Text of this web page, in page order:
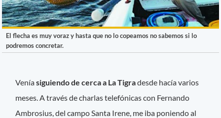
El flecha es muy voraz y hasta que no lo copeamos no sabemos si lo
podremos concretar.
Veníasiguiendo de cerca a La Tigradesde hacía varios
meses. A través de charlas telefónicas con Fernando
Ambrosius, del campo Santa Irene, me iba poniendo al